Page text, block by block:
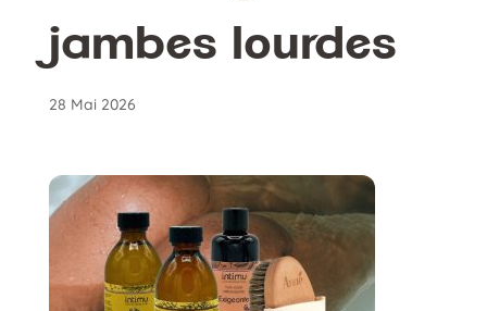
jambes lourdes
28 Mai 2026